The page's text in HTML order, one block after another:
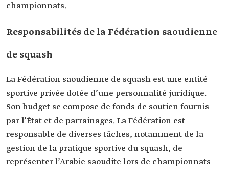
championnats.
Responsabilités de la Fédération saoudienne
de squash
La Fédération saoudienne de squash est une entité
sportive privée dotée d’une personnalité juridique.
Son budget se compose de fonds de soutien fournis
par l’État et de parrainages. La Fédération est
responsable de diverses tâches, notamment de la
gestion de la pratique sportive du squash, de
représenter l’Arabie saoudite lors de championnats